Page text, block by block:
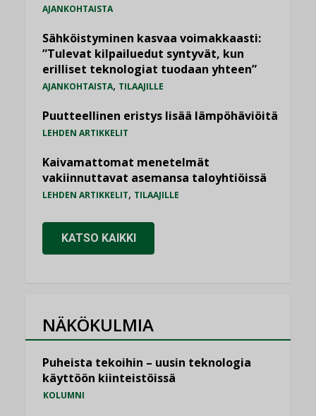
AJANKOHTAISTA
Sähköistyminen kasvaa voimakkaasti:
”Tulevat kilpailuedut syntyvät, kun
erilliset teknologiat tuodaan yhteen”
AJANKOHTAISTA, TILAAJILLE
Puutteellinen eristys lisää lämpöhäviöitä
LEHDEN ARTIKKELIT
Kaivamattomat menetelmät
vakiinnuttavat asemansa taloyhtiöissä
LEHDEN ARTIKKELIT, TILAAJILLE
KATSO KAIKKI
NÄKÖKULMIA
Puheista tekoihin – uusin teknologia
käyttöön kiinteistöissä
KOLUMNI